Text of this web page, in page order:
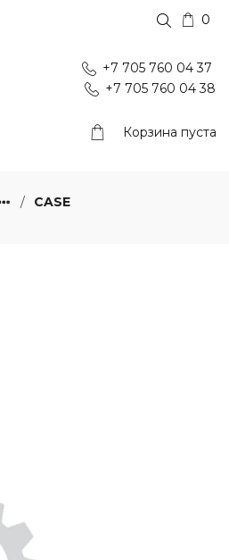
0
+7 705 760 04 37
+7 705 760 04 38
Корзина пуста
CASE